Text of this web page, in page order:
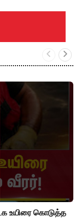
உயிரை கொடுத்த